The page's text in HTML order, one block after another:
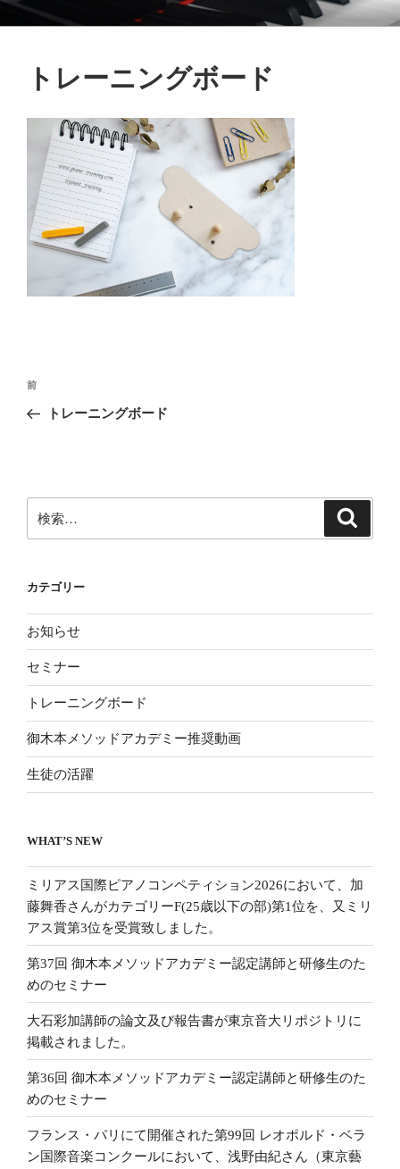
ン
御木本メソッド
脳や筋肉をトレーニングしながら奏法を学び、美しい音と自然で優れた
トレーニングボード
投
ナ
ー
シ
前
の
前
トレーニングボード
索:
カテゴリー
お知らせ
セミナー
トレーニングボード
御木本メソッドアカデミー推奨動画
生徒の活躍
WHAT’S NEW
ミリアス国際ピアノコンペティション2026において、加
藤舞香さんがカテゴリーF(25歳以下の部)第1位を、又ミリ
アス賞第3位を受賞致しました。
第37回 御木本メソッドアカデミー認定講師と研修生のた
めのセミナー
大石彩加講師の論文及び報告書が東京音大リポジトリに
掲載されました。
第36回 御木本メソッドアカデミー認定講師と研修生のた
めのセミナー
フランス・パリにて開催された第99回 レオポルド・ベラ
ン国際音楽コンクールにおいて、浅野由紀さん（東京藝